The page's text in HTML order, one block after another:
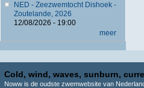
NED - Zeezwemtocht Dishoek -
Zoutelande, 2026
12/08/2026 - 19:00
meer
Cold, wind, waves, sunburn,
Noww is de oudste zwemwebsite van